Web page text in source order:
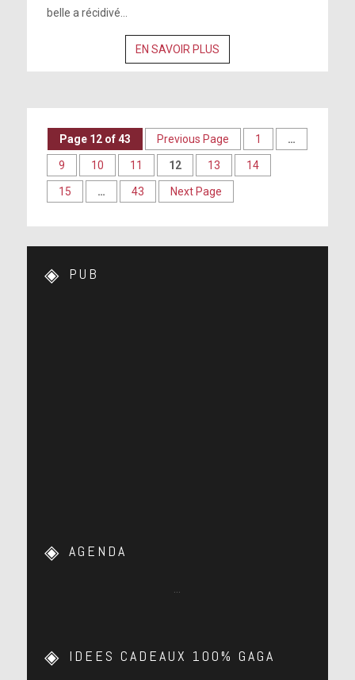
belle a récidivé...
EN SAVOIR PLUS
Page 12 of 43 Previous Page 1 …
9 10 11 12 13 14
15 … 43 Next Page
PUB
AGENDA
…
IDEES CADEAUX 100% GAGA